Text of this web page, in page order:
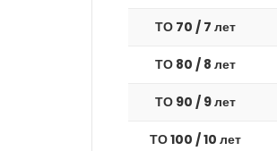
ТО 70 / 7 лет
ТО 80 / 8 лет
ТО 90 / 9 лет
ТО 100 / 10 лет